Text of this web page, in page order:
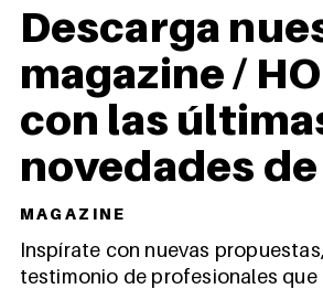
Descarga
magazine /
con las
novedades
M A G A Z I N E
Inspírate con nuevas
testimonio de profesionales que